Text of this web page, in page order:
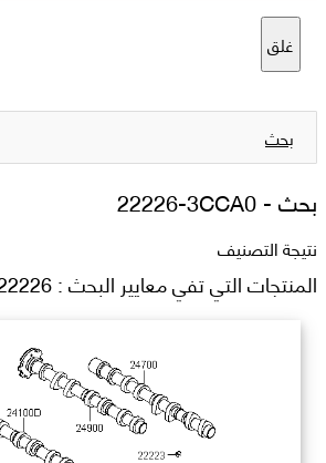
غلق
بحث
بحث -22226-3CCA0
نتيجة التصنيف
المنتجات التي تفي معايير البحث : 22226 3CCA0